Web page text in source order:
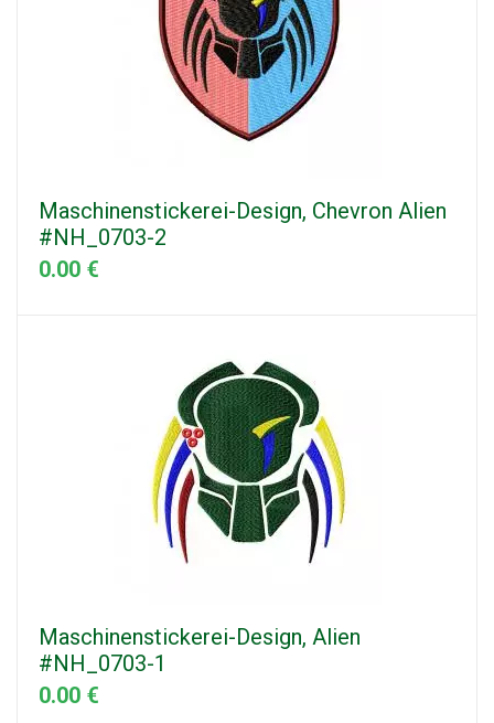
Maschinenstickerei-Design, Chevron Alien
#NH_0703-2
0.00 €
Maschinenstickerei-Design, Alien
#NH_0703-1
0.00 €